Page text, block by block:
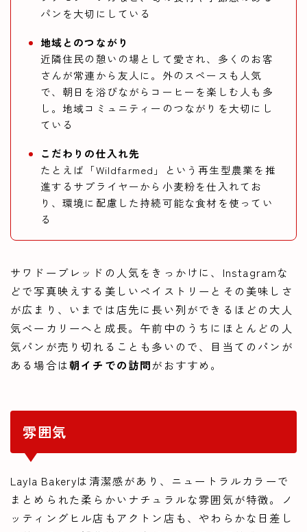
パンを大切にしている
地域とのつながり
近隣住民の憩いの場として愛され、多くのお客
さんが常連から友人に。外のスペースも人気
で、朝日を浴びながらコーヒーを楽しむ人も多
し。地域コミュニティーのつながりを大切にし
ている
こだわりの仕入れ先
たとえば「Wildfarmed」という再生型農業を推
進するサプライヤーから小麦粉を仕入れてお
り、環境に配慮した持続可能な食材を使ってい
る
サワドーブレッドの人気をきっかけに、Instagramな
どで写真映えする美しいペイストリーとその美味しさ
が広まり、いまでは店先に長い列ができるほどの大人
気ベーカリーへと成長。午前中のうちにほとんどの人
気パンが売り切れることも多いので、目当てのパンが
ある場合は朝イチでの訪問がおすすめ。
雰囲気
Layla Bakeryは清潔感があり、ニュートラルカラーで
まとめられた柔らかいナチュラルな雰囲気が特徴。ノ
ッティングヒル店もアクトン店も、やわらかな日差し